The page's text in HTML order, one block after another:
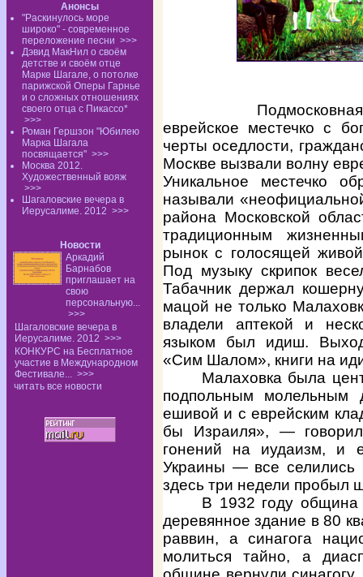
Анонсы
"Раскинулось море
широко" - современное
переложение песни >>>
Дэвид МакНил о своём
детстве и своём отце
Марке Шагале, о потолке
парижской Оперы Гарнье
и о сложных отношениях
своего отца с Пикассо*
>>>
Роман Гершзон "Юбилею
Марка Шагала
посвящается" >>>
Москва 2012.
Художественный вояж
>>>
Шагаловские вечера в
Иерусалиме. 2012 >>>
Новости
Аркадий
Барнабов
приглашает на
свою
персональную...
>>>
Шагаловские вечера в
Иерусалиме. 2012 >>>
КОНКУРС на Бесплатное
участие в Международном
Фестивале... >>>
читать все новости
еврейское местечко с
черты оседлости,
Москве вызвали волну
Уникальное местечко
называли
района Московской
традиционным
рынок с голосящей
Под музыку скрипок
Табачник держал
мацой не только
владели аптекой и
языком был идиш.
«Сим Шалом», книги на
Малаховка была
подпольным молельным
ешивой и с еврейским
бы Израиля», —
гонений на иудаизм, и
Украины — все селились
здесь три недели пробыл
В 1932 году община
деревянное здание в 80
раввин, а синагога
молиться тайно, а